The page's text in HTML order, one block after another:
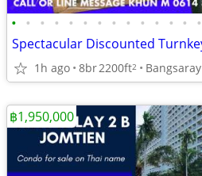
• • • • • • • • • • • • • •
1h ago 8br2200ft2 Bangsaray
฿1,950,000